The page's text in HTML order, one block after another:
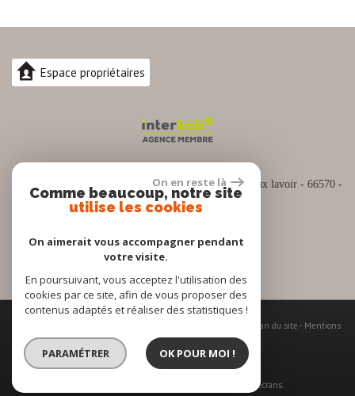
Espace propriétaires
Espace commercial Cap Sud Rue du vieux lavoir - 66570 -
SAINT NAZAIRE
contact@pro-immo66.fr
Plan du site - Mentions
légales-Nos honoraires-Partenaires -Admin-Politique RGPD
un seul site adaptable à tous les types d'écrans.
On en reste là
Comme beaucoup, notre site
utilise les cookies
On aimerait vous accompagner pendant
votre visite.
En poursuivant, vous acceptez l'utilisation des
cookies par ce site, afin de vous proposer des
contenus adaptés et réaliser des statistiques !
PARAMÉTRER OK POUR MOI !